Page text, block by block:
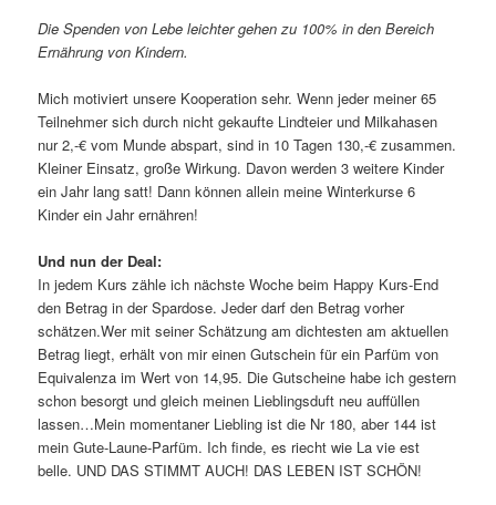
Die Spenden von Lebe leichter gehen zu 100% in den Bereich
Ernährung von Kindern.
Mich motiviert unsere Kooperation sehr. Wenn jeder meiner 65
Teilnehmer sich durch nicht gekaufte Lindteier und Milkahasen
nur 2,-€ vom Munde abspart, sind in 10 Tagen 130,-€ zusammen.
Kleiner Einsatz, große Wirkung. Davon werden 3 weitere Kinder
ein Jahr lang satt! Dann können allein meine Winterkurse 6
Kinder ein Jahr ernähren!
Und nun der Deal:
In jedem Kurs zähle ich nächste Woche beim Happy Kurs-End
den Betrag in der Spardose. Jeder darf den Betrag vorher
schätzen.Wer mit seiner Schätzung am dichtesten am aktuellen
Betrag liegt, erhält von mir einen Gutschein für ein Parfüm von
Equivalenza im Wert von 14,95. Die Gutscheine habe ich gestern
schon besorgt und gleich meinen Lieblingsduft neu auffüllen
lassen…Mein momentaner Liebling ist die Nr 180, aber 144 ist
mein Gute-Laune-Parfüm. Ich finde, es riecht wie La vie est
belle. UND DAS STIMMT AUCH! DAS LEBEN IST SCHÖN!